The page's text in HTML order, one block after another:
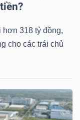
318 tỷ đồng,
cho các trái chủ